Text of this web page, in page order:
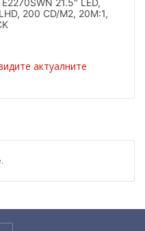
200 CD/M2, 20M:1,
актуалните